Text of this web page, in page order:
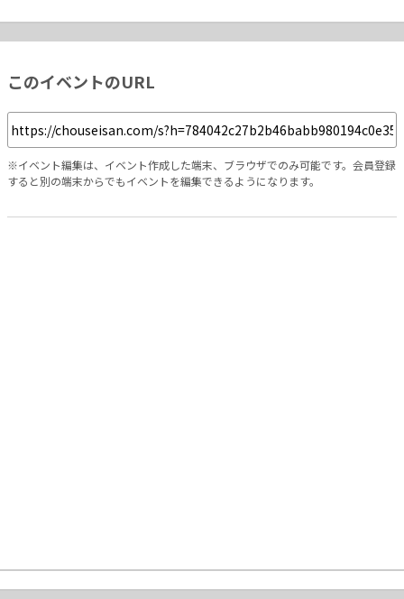
このイベントのURL
※イベント編集は、イベント作成した端末、ブラウザでのみ可能です。会員登録
すると別の端末からでもイベントを編集できるようになります。